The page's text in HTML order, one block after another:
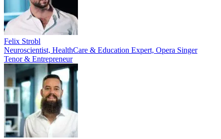
Felix Strobl
Neuroscientist, HealthCare & Education Expert, Opera Singer
Tenor & Entrepreneur